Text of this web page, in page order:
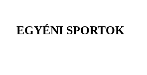
EGYÉNI SPORTOK